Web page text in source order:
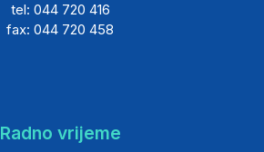
tel: 044 720 416
fax: 044 720 458
Radno vrijeme